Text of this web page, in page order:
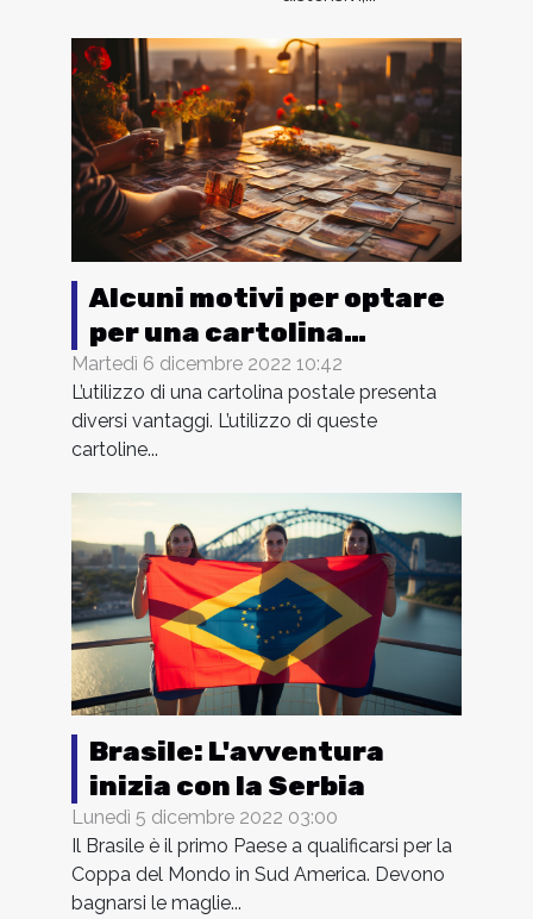
Alcuni motivi per optare
per una cartolina
personalizzata
Martedì 6 dicembre 2022 10:42
L’utilizzo di una cartolina postale presenta
diversi vantaggi. L’utilizzo di queste
cartoline...
Brasile: L'avventura
inizia con la Serbia
Lunedì 5 dicembre 2022 03:00
Il Brasile è il primo Paese a qualificarsi per la
Coppa del Mondo in Sud America. Devono
bagnarsi le maglie...